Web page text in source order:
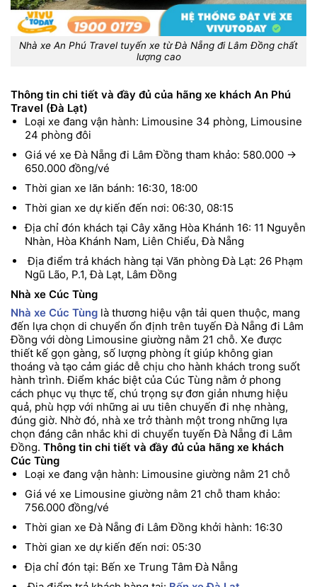
Nhà xe An Phú Travel tuyến xe từ Đà Nẵng đi Lâm Đồng chất
lượng cao
Thông tin chi tiết và đầy đủ của hãng xe khách An Phú
Travel (Đà Lạt)
Loại xe đang vận hành: Limousine 34 phòng, Limousine
24 phòng đôi
Giá vé xe Đà Nẵng đi Lâm Đồng tham khảo: 580.000 →
650.000 đồng/vé
Thời gian xe lăn bánh: 16:30, 18:00
Thời gian xe dự kiến đến nơi: 06:30, 08:15
Địa chỉ đón khách tại Cây xăng Hòa Khánh 16: 11 Nguyễn
Nhàn, Hòa Khánh Nam, Liên Chiểu, Đà Nẵng
Địa điểm trả khách hàng tại Văn phòng Đà Lạt: 26 Phạm
Ngũ Lão, P.1, Đà Lạt, Lâm Đồng
Nhà xe Cúc Tùng
Nhà xe Cúc Tùng là thương hiệu vận tải quen thuộc, mang
đến lựa chọn di chuyển ổn định trên tuyến Đà Nẵng đi Lâm
Đồng với dòng Limousine giường nằm 21 chỗ. Xe được
thiết kế gọn gàng, số lượng phòng ít giúp không gian
thoáng và tạo cảm giác dễ chịu cho hành khách trong suốt
hành trình. Điểm khác biệt của Cúc Tùng nằm ở phong
cách phục vụ thực tế, chú trọng sự đơn giản nhưng hiệu
quả, phù hợp với những ai ưu tiên chuyến đi nhẹ nhàng,
đúng giờ. Nhờ đó, nhà xe trở thành một trong những lựa
chọn đáng cân nhắc khi di chuyển tuyến Đà Nẵng đi Lâm
Đồng. Thông tin chi tiết và đầy đủ của hãng xe khách
Cúc Tùng
Loại xe đang vận hành: Limousine giường nằm 21 chỗ
Giá vé xe Limousine giường nằm 21 chỗ tham khảo:
756.000 đồng/vé
Thời gian xe Đà Nẵng đi Lâm Đồng khởi hành: 16:30
Thời gian xe dự kiến đến nơi: 05:30
Địa chỉ đón tại: Bến xe Trung Tâm Đà Nẵng